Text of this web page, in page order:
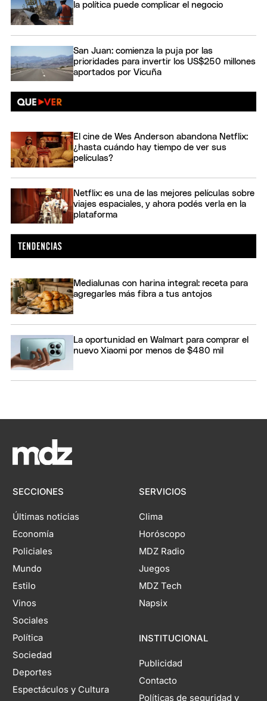
la política puede complicar el negocio
San Juan: comienza la puja por las
prioridades para invertir los US$250 millones
aportados por Vicuña
El cine de Wes Anderson abandona Netflix:
¿hasta cuándo hay tiempo de ver sus
películas?
Netflix: es una de las mejores películas sobre
viajes espaciales, y ahora podés verla en la
plataforma
Medialunas con harina integral: receta para
agregarles más fibra a tus antojos
La oportunidad en Walmart para comprar el
nuevo Xiaomi por menos de $480 mil
SECCIONES
Últimas noticias
Economía
Policiales
Mundo
Estilo
Vinos
Sociales
Política
Sociedad
Deportes
Espectáculos y Cultura
SERVICIOS
Clima
Horóscopo
MDZ Radio
Juegos
MDZ Tech
Napsix
INSTITUCIONAL
Publicidad
Contacto
Políticas de seguridad y